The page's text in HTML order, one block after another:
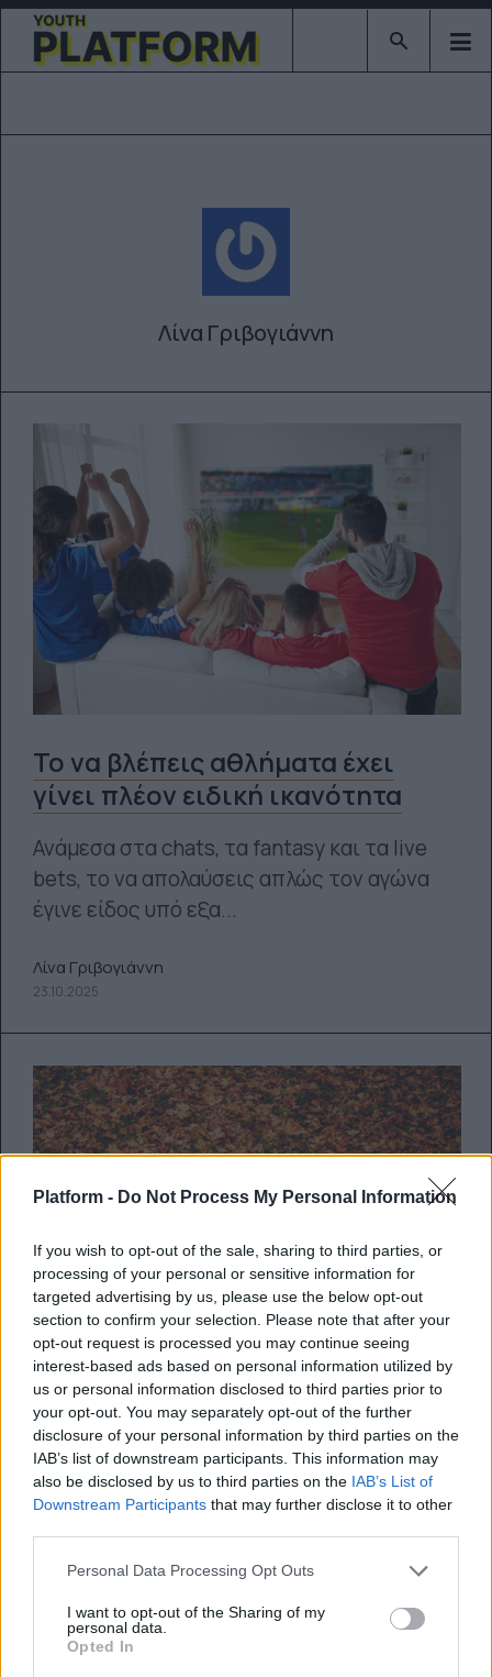
Platform - Do Not Process My Personal Information
If you wish to opt-out of the sale, sharing to third parties, or
processing of your personal or sensitive information for
targeted advertising by us, please use the below opt-out
section to confirm your selection. Please note that after your
opt-out request is processed you may continue seeing
interest-based ads based on personal information utilized by
us or personal information disclosed to third parties prior to
your opt-out. You may separately opt-out of the further
disclosure of your personal information by third parties on the
IAB’s list of downstream participants. This information may
also be disclosed by us to third parties on the IAB’s List of
Downstream Participants that may further disclose it to other
Personal Data Processing Opt Outs
I want to opt-out of the Sharing of my
personal data.
Opted In
Type 2 or
Λίνα Γριβογιάννη
Το να βλέπεις αθλήματα έχει
γίνει πλέον ειδική ικανότητα
Ανάμεσα στα chats, τα fantasy και τα live
bets, το να απολαύσεις απλώς τον αγώνα
έγινε είδος υπό εξα...
Λίνα Γριβογιάννη
23.10.2025
Πώς να αντιμετωπίσουμε την
εποχική κατάθλιψη πριν καν
αυτή εμφανιστεί
Η μελαγχολία που έρχεται με τον καιρό και
σχέδιο για να την...
Λίνα Γριβογιάννη
23.10.2025